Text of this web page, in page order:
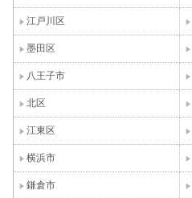
江戸川区
墨田区
八王子市
北区
江東区
横浜市
鎌倉市